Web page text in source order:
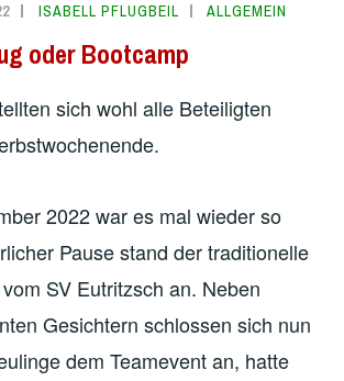
ISABELL PFLUGBEIL ALLGEMEIN
oder Bootcamp
sich wohl alle Beteiligten
2022 war es mal wieder so
Pause stand der traditionelle
SV Eutritzsch an. Neben
Gesichtern schlossen sich nun
dem Teamevent an, hatte